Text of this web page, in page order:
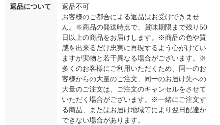
返品について
返品不可
お客様のご都合による返品はお受けできませ
ん。※商品の発送時点で、賞味期限まで残り50
日以上の商品をお届けします。※商品の色や質
感を出来るだけ忠実に再現するよう心がけてい
ますが実物と若干異なる場合がございます。※
多くのお客様にご利用いただくため、同一のお
客様からの大量のご注文、同一のお届け先への
大量のご注文は、ご注文のキャンセルをさせて
いただく場合がございます。※一緒にご注文す
る商品、またはお届け地域等により翌日配達が
できない場合があります。